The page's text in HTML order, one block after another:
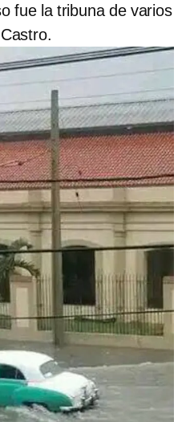
fue la tribuna de varios